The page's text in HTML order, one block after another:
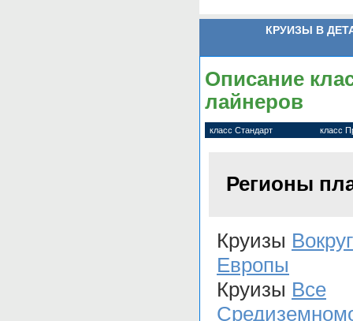
КРУИЗЫ В
Описание
лайнеров
класс Стандарт класс
Регионы
Круизы Вокруг
Европы
Круизы Все